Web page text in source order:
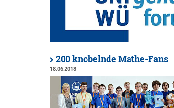
200 knobelnde Mathe-Fans
18.06.2018